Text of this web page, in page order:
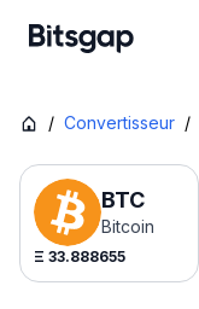
/ Convertisseur /
BTC
Bitcoin
Ξ 33.888655